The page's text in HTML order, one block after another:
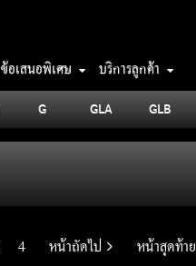
ข้อเสนอพิเศษ บริการลูกค้า
G GLA GLB
4 หน้าถัดไป หน้าสุดท้าย